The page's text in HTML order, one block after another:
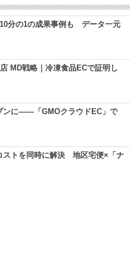
分の1の成果事例も データ一元
MD戦略｜冷凍食品ECで証明し
ンに――「GMOクラウドEC」で
ストを同時に解決 地区宅便×「ナ